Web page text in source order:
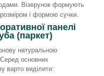
Візерунок формують
розміром і формою сучки.
панелі
(паркет)
натуральною
основних
варто виділити: